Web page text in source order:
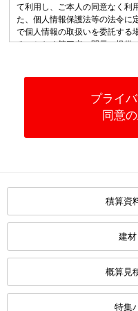
て利用し、ご本人の同意なく利
た、個人情報保護法等の法令に
で個人情報の取扱いを委託する
ることなく第三者に開示・提供
ん等を防止し、その安全管理の
っていると認められる委託先を
当会の各業務内容に応じた窓口
連絡いただければ、対応いたし
６．当会は、当会が保有する個
るとともに、上記各項の取り組
プライ
同意
積算資
建
概算見
特集